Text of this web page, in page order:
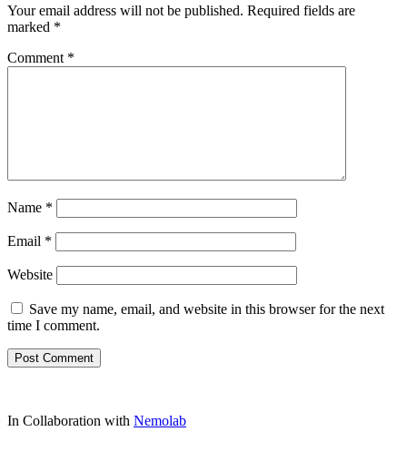
Your email address will not be published. Required fields are
marked *
Comment *
Name *
Email *
Website
Save my name, email, and website in this browser for the next
time I comment.
In Collaboration with Nemolab